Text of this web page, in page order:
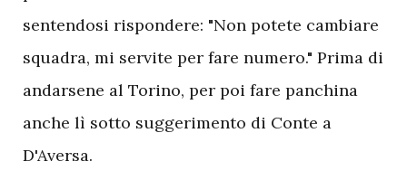
sentendosi rispondere: "Non potete cambiare
squadra, mi servite per fare numero." Prima di
andarsene al Torino, per poi fare panchina
anche lì sotto suggerimento di Conte a
D'Aversa.